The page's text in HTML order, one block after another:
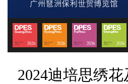
2024迪培思绣